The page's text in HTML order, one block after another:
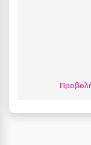
Κόνιτσα